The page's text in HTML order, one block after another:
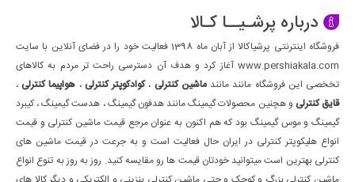
درباره پرشـیــا کـالا
فروشگاه اینترنتی پرشیاکالا از آبان ماه 1398 فعالیت خود را در فضای آنلاین با سایت
www.pershiakala.com آغاز کرد و هدف آن دسترسی راحت تر مردم به کالاهای
تخخصی این فروشگاه مانند مانندماشین کنترلی ،کوادکوپتر کنترلی ، هواپیما کنترلی،
قایق کنترلی و هچنین محصولات گیمینگ مانند هدفون گیمینگ ، هدست گیمینگ ، کیبرد
گیمینگ و موس گیمینگ بود که هم اکنون به عنوان مرجع قیمت ماشین کنترلی و قیمت
انواع هلیکوپتر کنترلی در ایران حال فعالیت است و به جرعت در قیمت ماشین های
کنترلی بهترین است میتوانید خودتان قیمت ها رو مقایسه کنید. روز به روز به تنوع انواع